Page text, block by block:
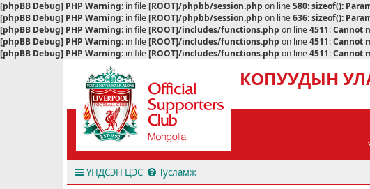
[phpBB Debug] PHP Warning: in file[ROOT]/phpbb/session.php on line580:sizeof():
[phpBB Debug] PHP Warning: in file[ROOT]/phpbb/session.php on line636:sizeof():
[phpBB Debug] PHP Warning: in file[ROOT]/includes/functions.php on line4511:Cannot
[phpBB Debug] PHP Warning: in file[ROOT]/includes/functions.php on line4511:Cannot
[phpBB Debug] PHP Warning: in file[ROOT]/includes/functions.php on line4511:Cannot
КОПУУДЫН
ҮНДСЭН ЦЭС Тусламж